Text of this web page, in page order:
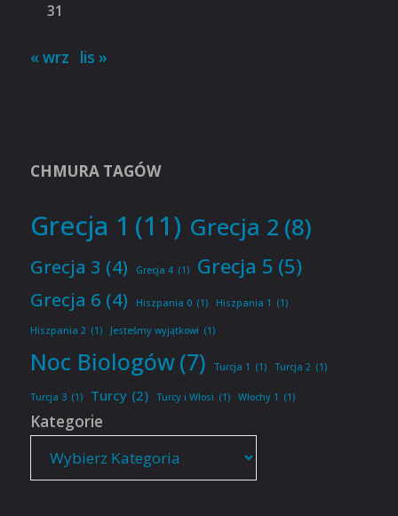
31
« wrz lis »
CHMURA TAGÓW
Grecja 1 (11) Grecja 2 (8)
Grecja 3 (4) Grecja 4 (1) Grecja 5 (5)
Grecja 6 (4) Hiszpania 0 (1) Hiszpania 1 (1)
Hiszpania 2 (1) Jesteśmy wyjątkowi (1)
Noc Biologów(7) Turcja 1 (1) Turcja 2 (1)
Turcja 3 (1) Turcy (2) Turcy i Włosi (1) Włochy 1 (1)
Kategorie